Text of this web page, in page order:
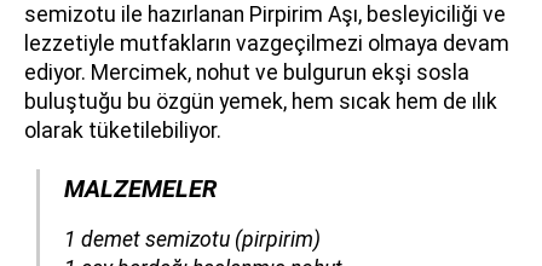
semizotu ile hazırlanan Pirpirim Aşı, besleyiciliği ve
lezzetiyle mutfakların vazgeçilmezi olmaya devam
ediyor. Mercimek, nohut ve bulgurun ekşi sosla
buluştuğu bu özgün yemek, hem sıcak hem de ılık
olarak tüketilebiliyor.
MALZEMELER
​​​​​​1 demet semizotu (pirpirim)